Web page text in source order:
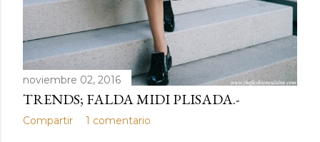
noviembre 02, 2016
TRENDS; FALDA MIDI PLISADA.-
Compartir 1 comentario